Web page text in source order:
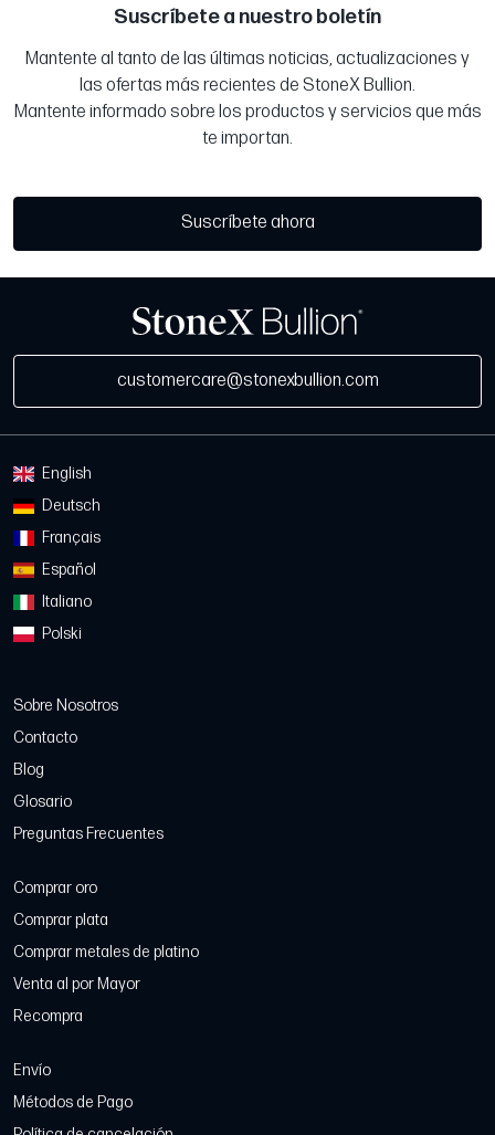
Suscríbete a nuestro boletín
Mantente al tanto de las últimas noticias, actualizaciones y
las ofertas más recientes de StoneX Bullion.
Mantente informado sobre los productos y servicios que más
te importan.
Suscríbete ahora
customercare@stonexbullion.com
English
Deutsch
Français
Español
Italiano
Polski
Sobre Nosotros
Contacto
Blog
Glosario
Preguntas Frecuentes
Comprar oro
Comprar plata
Comprar metales de platino
Venta al por Mayor
Recompra
Envío
Métodos de Pago